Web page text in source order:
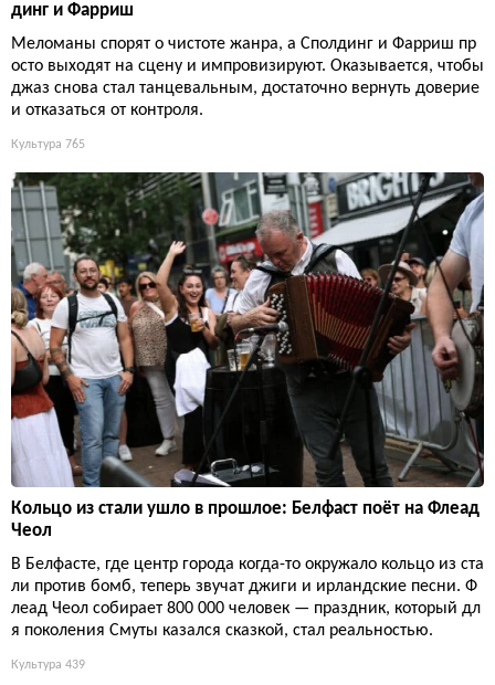
динг и Фарриш
Меломаны спорят о чистоте жанра, а Сполдинг и Фарриш пр
осто выходят на сцену и импровизируют. Оказывается, чтобы
джаз снова стал танцевальным, достаточно вернуть доверие
и отказаться от контроля.
Культура 765
Кольцо из стали ушло в прошлое: Белфаст поёт на Флеад
Чеол
В Белфасте, где центр города когда-то окружало кольцо из ста
ли против бомб, теперь звучат джиги и ирландские песни. Ф
леад Чеол собирает 800 000 человек — праздник, который дл
я поколения Смуты казался сказкой, стал реальностью.
Культура 439